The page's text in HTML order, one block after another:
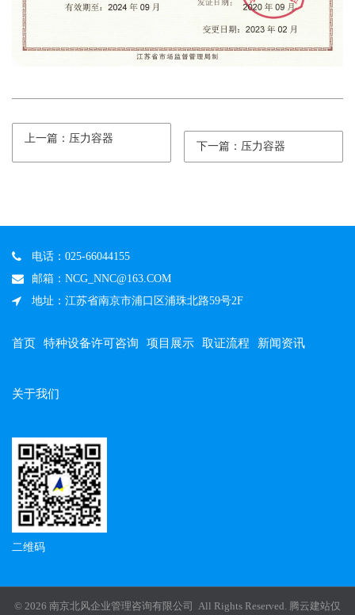
上一篇：压力容器
下一篇：压力容器
电话：025-66044155
邮箱：NCG_NNC@163.COM
地址：江苏省南京市浦口区浦珠北路59号2F
首页 特种设备许可咨询 项目展示 取证流程 新闻资讯
关于我们
二维码
© 2026 南京北风企业管理咨询有限公司 All Rights Reserved. 腾云建站仅